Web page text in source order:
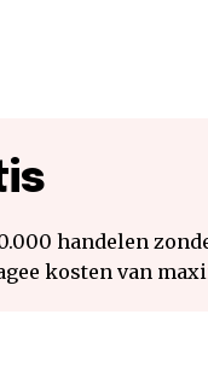
handelen
kosten van